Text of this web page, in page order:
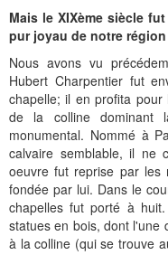
Mais le XIXème siècle
pur joyau de notre
Nous avons vu
Hubert Charpentier fut
chapelle; il en profita
de la colline dominant
monumental. Nommé à
calvaire semblable, il ne
oeuvre fut reprise par les
fondée par lui. Dans le
chapelles fut porté à
statues en bois, dont l'une
à la colline (qui se trouve